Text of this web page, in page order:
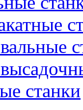
станки